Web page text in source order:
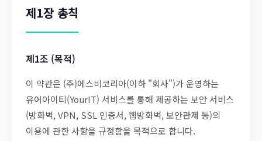
제1장 총칙
제1조 (목적)
이 약관은 (주)에스비코리아(이하 "회사")가 운영하는
유어아이티(YourIT) 서비스를 통해 제공하는 보안 서비스
(방화벽, VPN, SSL 인증서, 웹방화벽, 보안관제 등)의
이용에 관한 사항을 규정함을 목적으로 합니다.